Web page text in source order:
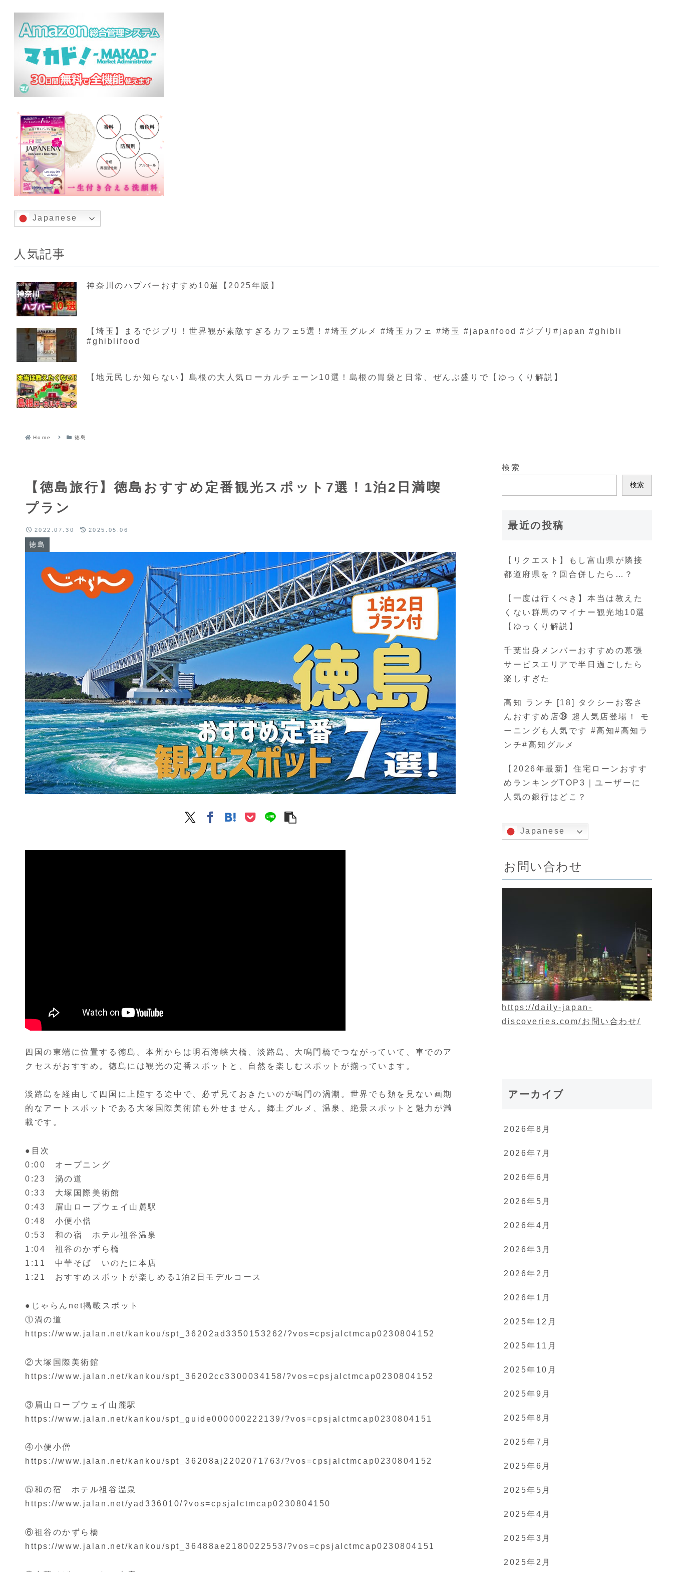
Japanese
人気記事
神奈川のハプバーおすすめ10選【2025年版】
【埼玉】まるでジブリ！世界観が素敵すぎるカフェ5選！#埼玉グルメ #埼玉カフェ #埼玉 #japanfood #ジブリ#japan #ghibli
#ghiblifood
【地元民しか知らない】島根の大人気ローカルチェーン10選！島根の胃袋と日常、ぜんぶ盛りで【ゆっくり解説】
Home 徳島
【徳島旅行】徳島おすすめ定番観光スポット7選！1泊2日満喫
プラン
徳島
2022.07.30 2025.05.06
四国の東端に位置する徳島。本州からは明石海峡大橋、淡路島、大鳴門橋でつながっていて、車でのア
クセスがおすすめ。徳島には観光の定番スポットと、自然を楽しむスポットが揃っています。
淡路島を経由して四国に上陸する途中で、必ず見ておきたいのが鳴門の渦潮。世界でも類を見ない画期
的なアートスポットである大塚国際美術館も外せません。郷土グルメ、温泉、絶景スポットと魅力が満
載です。
●目次
0:00 オープニング
0:23 渦の道
0:33 大塚国際美術館
0:43 眉山ロープウェイ山麓駅
0:48 小便小僧
0:53 和の宿 ホテル祖谷温泉
1:04 祖谷のかずら橋
1:11 中華そば いのたに本店
1:21 おすすめスポットが楽しめる1泊2日モデルコース
●じゃらんnet掲載スポット
①渦の道
https://www.jalan.net/kankou/spt_36202ad3350153262/?vos=cpsjalctmcap0230804152
②大塚国際美術館
https://www.jalan.net/kankou/spt_36202cc3300034158/?vos=cpsjalctmcap0230804152
③眉山ロープウェイ山麓駅
https://www.jalan.net/kankou/spt_guide000000222139/?vos=cpsjalctmcap0230804151
④小便小僧
https://www.jalan.net/kankou/spt_36208aj2202071763/?vos=cpsjalctmcap0230804152
⑤和の宿 ホテル祖谷温泉
https://www.jalan.net/yad336010/?vos=cpsjalctmcap0230804150
⑥祖谷のかずら橋
https://www.jalan.net/kankou/spt_36488ae2180022553/?vos=cpsjalctmcap0230804151
検索
検索
最近の投稿
【リクエスト】もし富山県が隣接
都道府県を？回合併したら…？
【一度は行くべき】本当は教えた
くない群馬のマイナー観光地10選
【ゆっくり解説】
千葉出身メンバーおすすめの幕張
サービスエリアで半日過ごしたら
楽しすぎた
高知 ランチ [18] タクシーお客さ
んおすすめ店㊴ 超人気店登場！ モ
ーニングも人気です #高知#高知ラ
ンチ#高知グルメ
【2026年最新】住宅ローンおすす
めランキングTOP3｜ユーザーに
人気の銀行はどこ？
Japanese
お問い合わせ
https://daily-japan-
discoveries.com/お問い合わせ/
アーカイブ
2026年8月
2026年7月
2026年6月
2026年5月
2026年4月
2026年3月
2026年2月
2026年1月
2025年12月
2025年11月
2025年10月
2025年9月
2025年8月
2025年7月
2025年6月
2025年5月
2025年4月
2025年3月
2025年2月